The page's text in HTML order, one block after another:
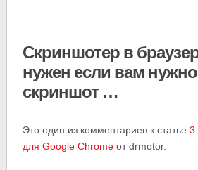
Скриншотер в
нужен если вам
скриншот …
Это один из комментариев к статье 3
для Google Chromeот drmotor.